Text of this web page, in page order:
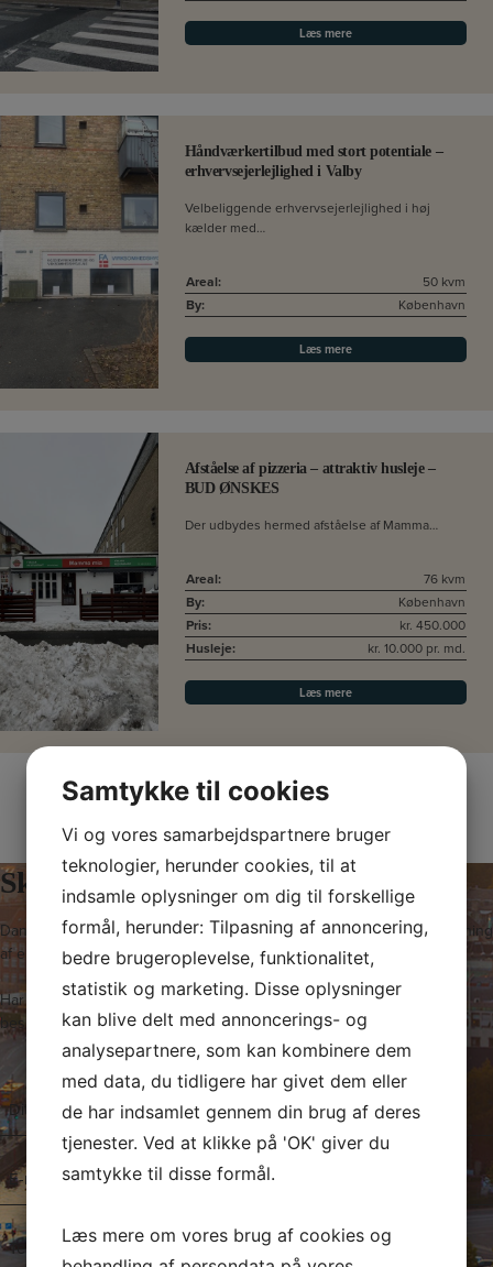
Læs mere
Håndværkertilbud med stort potentiale –
erhvervsejerlejlighed i Valby
Velbeliggende erhvervsejerlejlighed i høj
kælder med…
Areal:
50 kvm
By:
København
Læs mere
Afståelse af pizzeria – attraktiv husleje –
BUD ØNSKES
Der udbydes hermed afståelse af Mamma…
Areal:
76 kvm
By:
København
Pris:
kr. 450.000
Husleje:
kr. 10.000 pr. md.
Læs mere
Skriv til os i dag
Dansk Ejendoms-Center ApS står klar til at hjælpe med salg og udlejning
af erhvervslokaler i København og på resten af Sjælland.
Har du spørgsmål til vores arbejde, kan du med fordel sende os en
besked. Vi vender tilbage hurtigst muligt!
N
a
v
n
*
-
m
a
T
Samtykke til cookies
Vi og vores samarbejdspartnere bruger
teknologier, herunder cookies, til at
indsamle oplysninger om dig til forskellige
formål, herunder: Tilpasning af annoncering,
bedre brugeroplevelse, funktionalitet,
statistik og marketing. Disse oplysninger
kan blive delt med annoncerings- og
analysepartnere, som kan kombinere dem
med data, du tidligere har givet dem eller
de har indsamlet gennem din brug af deres
tjenester. Ved at klikke på 'OK' giver du
samtykke til disse formål.
Læs mere om vores brug af cookies og